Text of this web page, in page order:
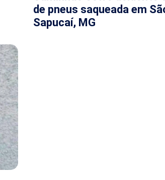
de pneus saqueada em
Sapucaí, MG